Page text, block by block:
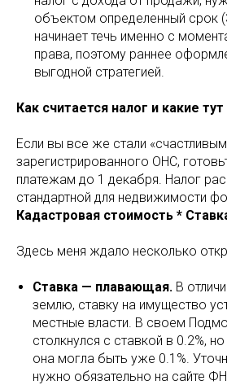
объектом определенный срок
начинает течь именно с
права, поэтому раннее
выгодной стратегией.
Как считается налог и какие
Если вы все же стали
зарегистрированного ОНС,
платежам до 1 декабря. Налог
стандартной для недвижимости
Кадастровая стоимость *
Здесь меня ждало несколько
Ставка — плавающая. В
землю, ставку на имущество
местные власти. В своем
столкнулся с ставкой в 0.2%,
она могла быть уже 0.1%.
нужно обязательно на сайте